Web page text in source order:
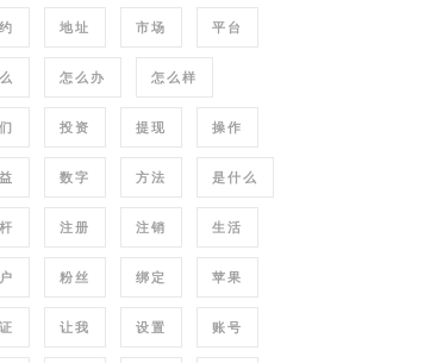
地址 市场 平台
怎么办 怎么样
投资 提现 操作
数字 方法 是什么
注册 注销 生活
粉丝 绑定 苹果
让我 设置 账号